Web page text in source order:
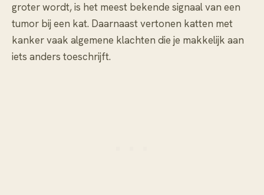
groter wordt, is het meest bekende signaal van een
tumor bij een kat. Daarnaast vertonen katten met
kanker vaak algemene klachten die je makkelijk aan
iets anders toeschrijft.